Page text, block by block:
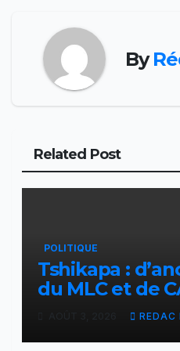
By
Related Post
POLITIQUE
Tshikapa :
du MLC et de
DynamiqueREDAC